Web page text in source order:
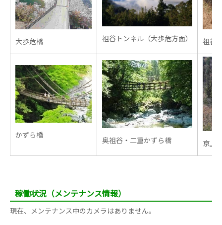
大歩危橋 祖谷トンネル（大歩危方面） 祖谷
かずら橋
奥祖谷・二重かずら橋 京上
稼働状況（メンテナンス情報）
現在、メンテナンス中のカメラはありません。